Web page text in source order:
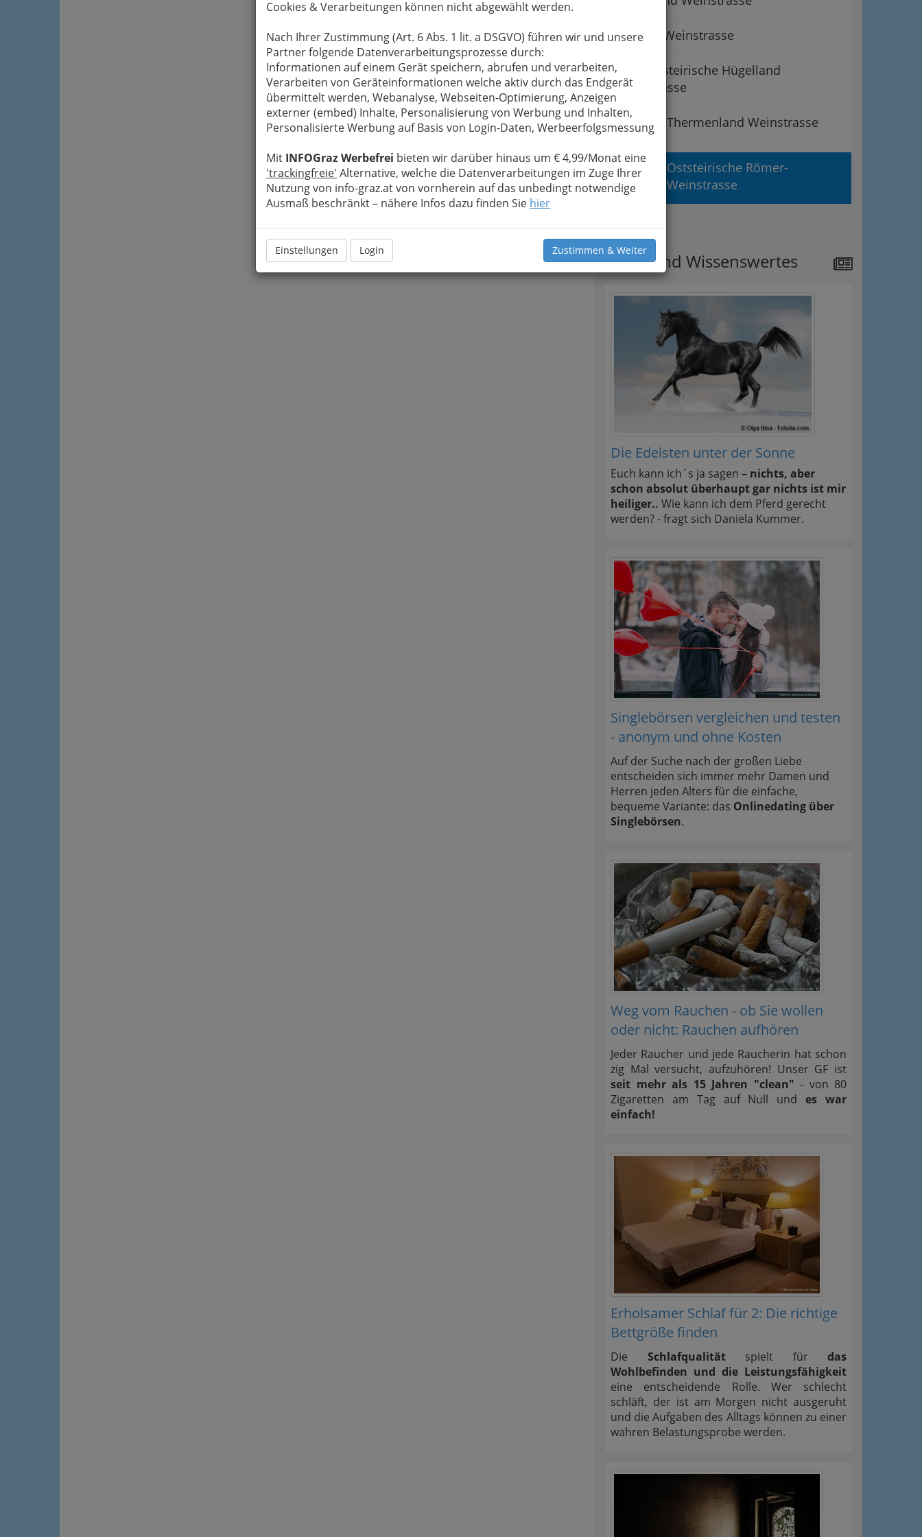
Cookies & Verarbeitungen können nicht abgewählt werden.
Nach Ihrer Zustimmung (Art. 6 Abs. 1 lit. a DSGVO) führen wir und unsere
Partner folgende Datenverarbeitungsprozesse durch:
Informationen auf einem Gerät speichern, abrufen und verarbeiten,
Verarbeiten von Geräteinformationen welche aktiv durch das Endgerät
übermittelt werden, Webanalyse, Webseiten-Optimierung, Anzeigen
externer (embed) Inhalte, Personalisierung von Werbung und Inhalten,
Personalisierte Werbung auf Basis von Login-Daten, Werbeerfolgsmessung
Mit INFOGraz Werbefrei bieten wir darüber hinaus um € 4,99/Monat eine
'trackingfreie' Alternative, welche die Datenverarbeitungen im Zuge Ihrer
Nutzung von info-graz.at von vornherein auf das unbedingt notwendige
Ausmaß beschränkt – nähere Infos dazu finden Sie hier
Einstellungen Login Zustimmen & Weiter
Klöcher Weinstrasse
Suedoststeirische Hügelland
Weinstrasse
Thermenland Weinstrasse
Oststeirische Römer-
Weinstrasse
Tipps
News und Wissenswertes
Die Edelsten unter der Sonne
Euch kann ich´s ja sagen – nichts, aber
schon absolut überhaupt gar nichts ist mir
heiliger.. Wie kann ich dem Pferd gerecht
werden? - fragt sich Daniela Kummer.
Singlebörsen vergleichen und testen
- anonym und ohne Kosten
Auf der Suche nach der großen Liebe
entscheiden sich immer mehr Damen und
Herren jeden Alters für die einfache,
bequeme Variante: das Onlinedating über
Singlebörsen.
Weg vom Rauchen - ob Sie wollen
oder nicht: Rauchen aufhören
Jeder Raucher und jede Raucherin hat schon
zig Mal versucht, aufzuhören! Unser GF ist
seit mehr als 15 Jahren "clean" - von 80
Zigaretten am Tag auf Null undes war
einfach!
Erholsamer Schlaf für 2: Die richtige
Bettgröße finden
Die Schlafqualitätspielt für das
Wohlbefinden und die Leistungsfähigkeit
eine entscheidende Rolle. Wer schlecht
schläft, der ist am Morgen nicht ausgeruht
und die Aufgaben des Alltags können zu einer
wahren Belastungsprobe werden.